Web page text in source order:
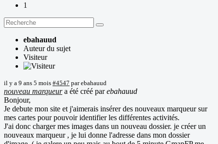
1
ebahauud
Auteur du sujet
Visiteur
il y a 9 ans 5 mois #4547 parebahauud
nouveau marqueura été créé parebahauud
Bonjour,
Je debute mon site et j'aimerais insérer des nouveaux marqueur sur
mes cartes pour pouvoir identifier les différentes activités.
J'ai donc charger mes images dans un nouveau dossier. je créer un
nouveaux marqueur , je lui donne l'adresse dans mon dossier